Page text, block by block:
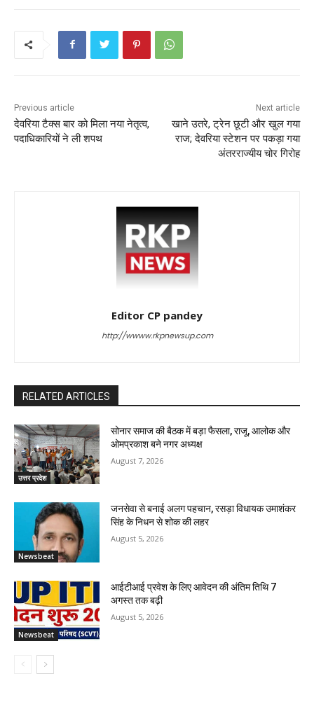
p
Previous article
देवरिया टैक्स बार को मिला नया नेतृत्व,
पदाधिकारियों ने ली शपथ
Next article
खाने उतरे, ट्रेन छूटी और खुल गया
राज; देवरिया स्टेशन पर पकड़ा गया
अंतरराज्यीय चोर गिरोह
Editor CP pandey
http://wwww.rkpnewsup.com
RELATED ARTICLES
उत्तर प्रदेश
सोनार समाज की बैठक में बड़ा फैसला, राजू, आलोक और
ओमप्रकाश बने नगर अध्यक्ष
August 7, 2026
Newsbeat
जनसेवा से बनाई अलग पहचान, रसड़ा विधायक उमाशंकर
सिंह के निधन से शोक की लहर
August 5, 2026
Newsbeat
आईटीआई प्रवेश के लिए आवेदन की अंतिम तिथि 7
अगस्त तक बढ़ी
August 5, 2026